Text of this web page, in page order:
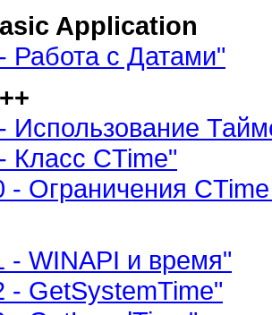
Application
Работа с Датами"
Использование
Класс CTime"
- Ограничения
- WINAPI и время"
- GetSystemTime"